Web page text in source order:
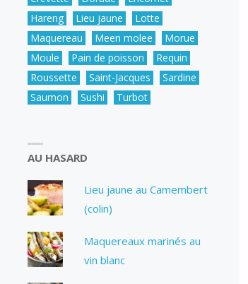
Hareng
Lieu jaune
Lotte
Maquereau
Meen molee
Morue
Moule
Pain de poisson
Requin
Roussette
Saint-Jacques
Sardine
Saumon
Sushi Turbot
AU HASARD
Lieu jaune au Camembert
(colin)
Maquereaux marinés au
vin blanc